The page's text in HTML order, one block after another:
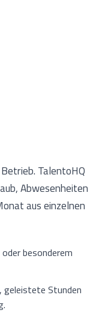
TalentoHQ
Abwesenheiten
aus einzelnen
besonderem
geleistete Stunden